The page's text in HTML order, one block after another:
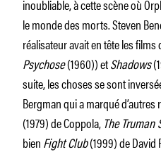
inoubliable, à cette scène où
le monde des morts. Steven
réalisateur avait en tête les films
Psychose(1960)) etShadows
suite, les choses se sont
Bergman qui a marqué d’autres
(1979) de Coppola, The Truman
bienFight Club(1999) de David